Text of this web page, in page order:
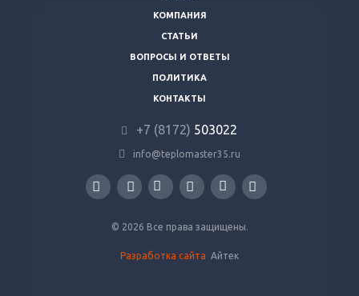
КОМПАНИЯ
СТАТЬИ
ВОПРОСЫ И ОТВЕТЫ
ПОЛИТИКА
КОНТАКТЫ
+7 (8172) 503022
info@teplomaster35.ru
© 2026 Все права защищены.
Разработка сайта Айтек